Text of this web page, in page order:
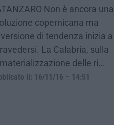
Non è ancora una
copernicana ma
di tendenza inizia a
La Calabria, sulla
delle ri…
il: 16/11/16 – 14:51